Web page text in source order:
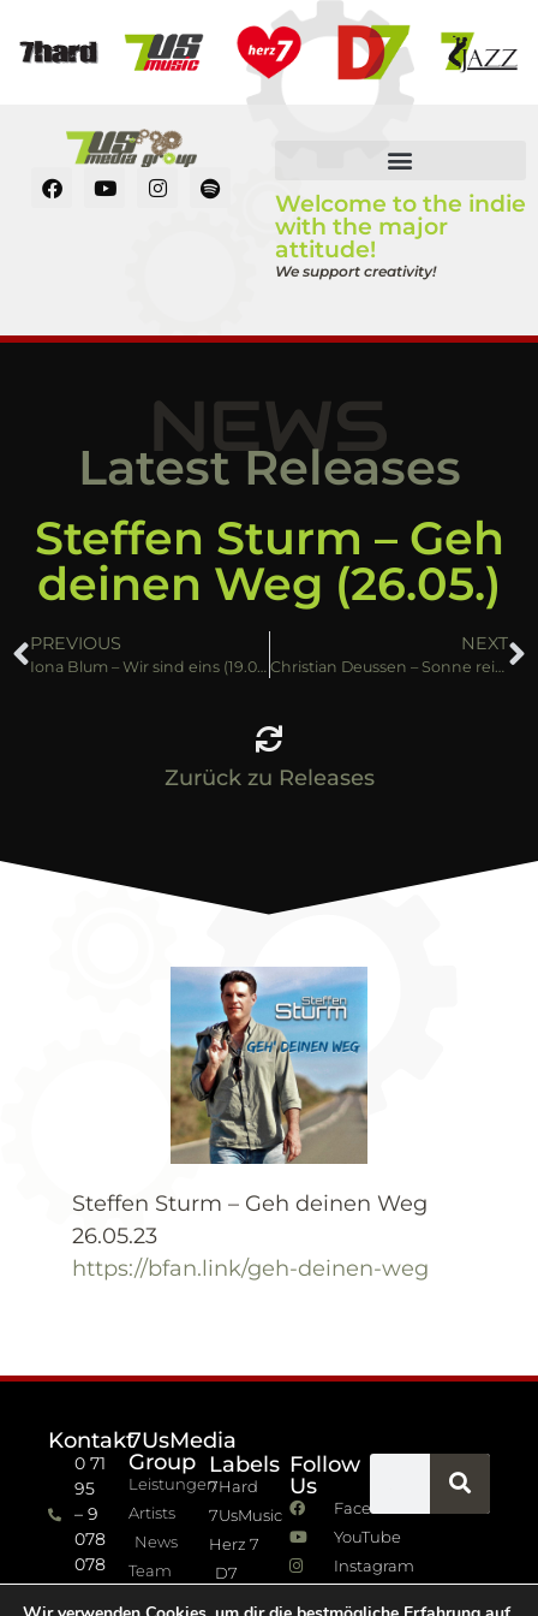
Welcome to the indie
with the major
attitude!
We support creativity!
NEWS
Latest Releases
Steffen Sturm – Geh
deinen Weg (26.05.)
PREVIOUS
Iona Blum – Wir sind eins (19.05.)
NEXT
Christian Deussen – Sonne rein (26.05.)
Zurück zu Releases
Steffen Sturm – Geh deinen Weg
26.05.23
https://bfan.link/geh-deinen-weg
Kontakt
0 71
95
– 9
078
078
7UsMedia
Group
Leistungen
Artists
News
Team
Labels
7Hard
7UsMusic
Herz 7
D7
Follow
Us
Facebook
YouTube
Instagram